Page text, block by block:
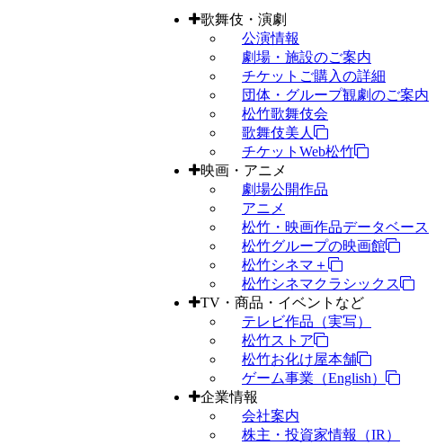
歌舞伎・演劇
公演情報
劇場・施設のご案内
チケットご購入の詳細
団体・グループ観劇のご案内
松竹歌舞伎会
歌舞伎美人
チケットWeb松竹
映画・アニメ
劇場公開作品
アニメ
松竹・映画作品データベース
松竹グループの映画館
松竹シネマ＋
松竹シネマクラシックス
TV・商品・イベントなど
テレビ作品（実写）
松竹ストア
松竹お化け屋本舗
ゲーム事業（English）
企業情報
会社案内
株主・投資家情報（IR）